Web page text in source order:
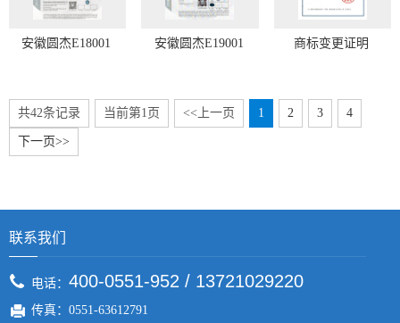
安徽圆杰E18001 安徽圆杰E19001 商标变更证明
共42条记录 当前第1页 <<上一页 1 2 3 4
下一页>>
联系我们
电话： 400-0551-952 / 13721029220
传真：0551-63612791